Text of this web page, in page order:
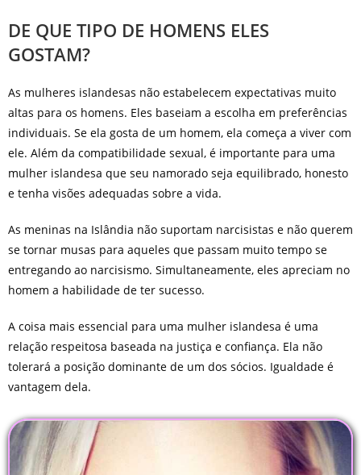
DE QUE TIPO DE HOMENS ELES
GOSTAM?
As mulheres islandesas não estabelecem expectativas muito
altas para os homens. Eles baseiam a escolha em preferências
individuais. Se ela gosta de um homem, ela começa a viver com
ele. Além da compatibilidade sexual, é importante para uma
mulher islandesa que seu namorado seja equilibrado, honesto
e tenha visões adequadas sobre a vida.
As meninas na Islândia não suportam narcisistas e não querem
se tornar musas para aqueles que passam muito tempo se
entregando ao narcisismo. Simultaneamente, eles apreciam no
homem a habilidade de ter sucesso.
A coisa mais essencial para uma mulher islandesa é uma
relação respeitosa baseada na justiça e confiança. Ela não
tolerará a posição dominante de um dos sócios. Igualdade é
vantagem dela.